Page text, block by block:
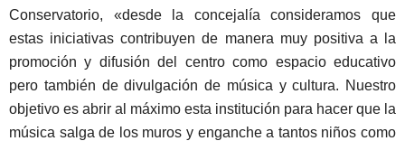
Conservatorio, «desde la concejalía consideramos que
estas iniciativas contribuyen de manera muy positiva a la
promoción y difusión del centro como espacio educativo
pero también de divulgación de música y cultura. Nuestro
objetivo es abrir al máximo esta institución para hacer que la
música salga de los muros y enganche a tantos niños como